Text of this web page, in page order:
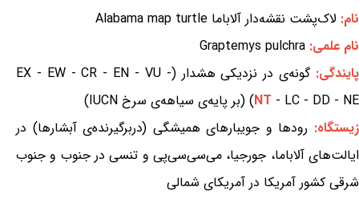
نام: لاک‌پشت نقشه‌دار آلاباما Alabama map turtle
نام علمی: Graptemys pulchra
پایندگی:گونه‌ی در نزدیکی هشدار (EX - EW - CR - EN - VU -
NT - LC - DD - NE) (بر پایه‌ی سیاهه‌ی سرخ IUCN)
زیستگاه: رودها و جویبارهای همیشگی (دربرگیرنده‌ی آبشارها) در
ایالت‌های آلاباما، جورجیا، می‌سی‌سی‌پی و تنسی در جنوب و جنوب
شرقی کشور آمریکا در آمریکای شمالی